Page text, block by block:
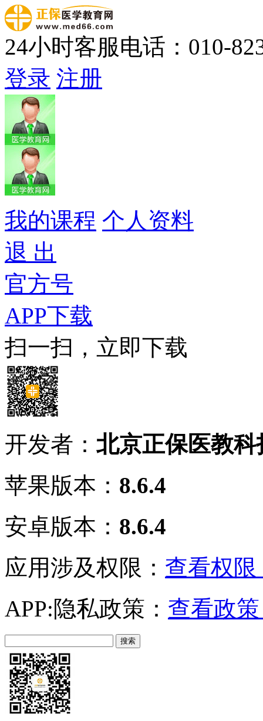
24小时客服电话：010-
登录 注册
我的课程 个人资料
退 出
官方号
APP下载
扫一扫，立即下载
开发者： 北京正保医教
苹果版本： 8.6.4
安卓版本： 8.6.4
应用涉及权限： 查看权限
APP:隐私政策： 查看政